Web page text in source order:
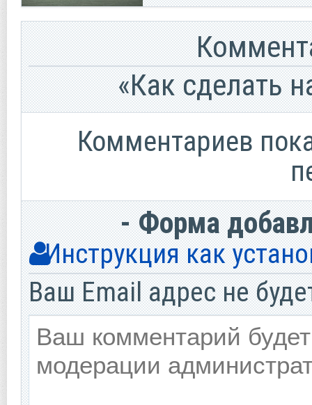
«Как сделать
Комментариев
- Форма
Инструкция как
Ваш Email адрес не